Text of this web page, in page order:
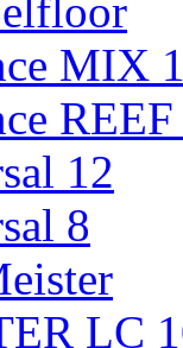
MIX
12
8
LC